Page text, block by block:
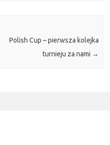
Polish Cup – pierwsza kolejka
turnieju za nami →